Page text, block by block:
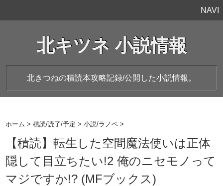
NAVI
北キツネ 小説情報
北きつねの積読本攻略記録/公開した小説情報。
ホーム >積読/読了/予定 >小説/ラノベ >
【積読】転生した空間魔法使いは正体
隠して目立ちたい!2 俺のニセモノって
マジですか!? (MFブックス)